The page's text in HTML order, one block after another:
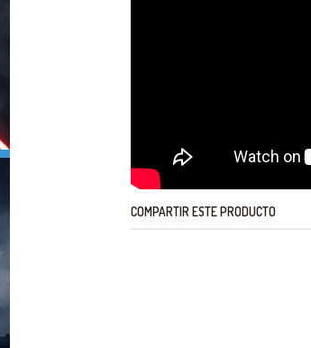
COMPARTIR ESTE PRODUCTO